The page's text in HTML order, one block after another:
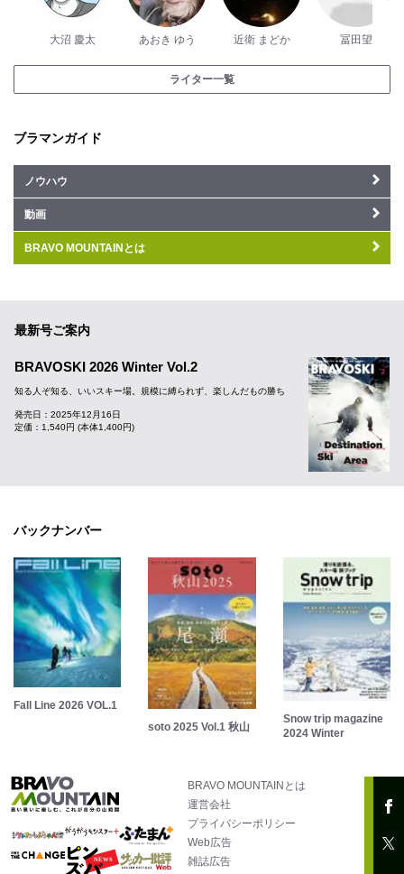
大沼 慶太 あおき ゆう 近衛 まどか 冨田望
ライター一覧
ブラマンガイド
ノウハウ
動画
BRAVO MOUNTAINとは
最新号ご案内
BRAVOSKI 2026 Winter Vol.2
知る人ぞ知る、いいスキー場。規模に縛られず、楽しんだもの勝ち
発売日：2025年12月16日
定価：1,540円 (本体1,400円)
バックナンバー
Fall Line 2026 VOL.1
soto 2025 Vol.1 秋山
Snow trip magazine
2024 Winter
BRAVO MOUNTAINとは
運営会社
プライバシーポリシー
Web広告
雑誌広告